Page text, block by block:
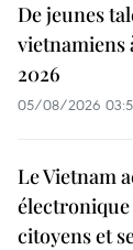
De jeunes
vietnamiens
2026
05/08/2026
Le Vietnam
citoyens et